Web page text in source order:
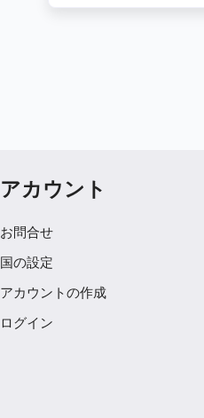
アカウント
お問合せ
国の設定
アカウントの作成
ログイン